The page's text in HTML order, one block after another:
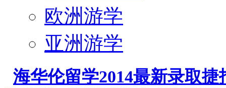
欧洲游学
亚洲游学
海华伦留学2014最新录取捷